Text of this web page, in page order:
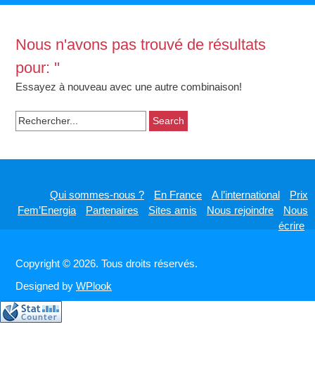
Nous n'avons pas trouvé de résultats
pour: ''
Essayez à nouveau avec une autre combinaison!
Search
for:
Qui sommes-nous ? En France A l’international
Prix
Fem’Energia
Partenaires Sites amis Nous rejoindre
Nous
écrire
Copyright © 2026. Tous droits réservés.
Designed byWPlook